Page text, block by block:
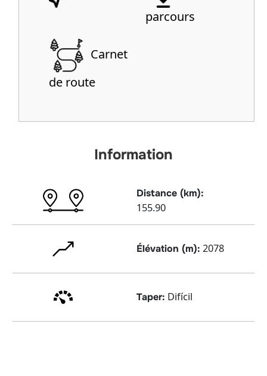
parcours
Carnet
de route
Information
Distance (km):
155.90
Élévation (m): 2078
Taper: Difícil